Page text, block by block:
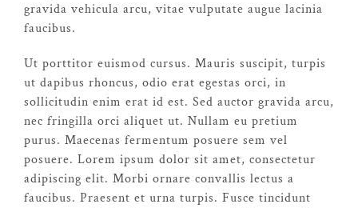
gravida vehicula arcu, vitae vulputate augue lacinia
faucibus.
Ut porttitor euismod cursus. Mauris suscipit, turpis
ut dapibus rhoncus, odio erat egestas orci, in
sollicitudin enim erat id est. Sed auctor gravida arcu,
nec fringilla orci aliquet ut. Nullam eu pretium
purus. Maecenas fermentum posuere sem vel
posuere. Lorem ipsum dolor sit amet, consectetur
adipiscing elit. Morbi ornare convallis lectus a
faucibus. Praesent et urna turpis. Fusce tincidunt